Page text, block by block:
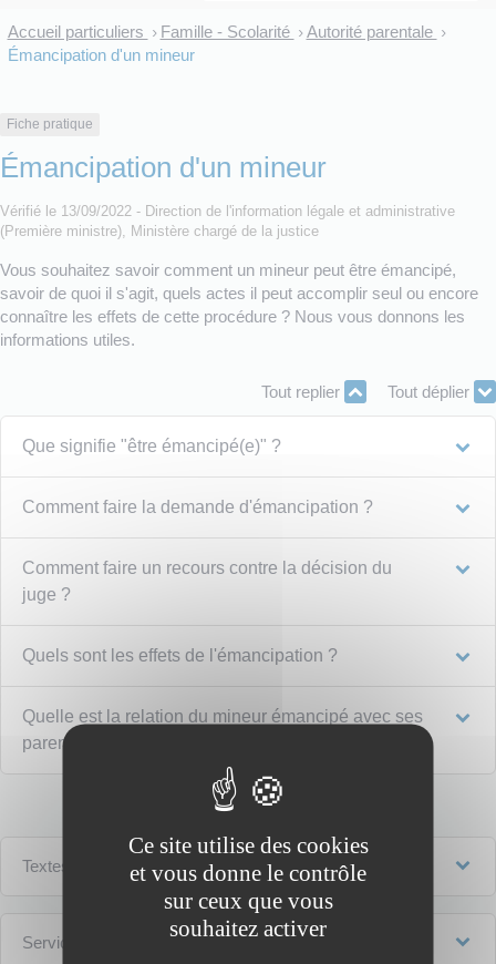
Accueil particuliers > Famille - Scolarité > Autorité parentale >
Émancipation d'un mineur
Fiche pratique
Émancipation d'un mineur
Vérifié le 13/09/2022 - Direction de l'information légale et administrative
(Première ministre), Ministère chargé de la justice
Vous souhaitez savoir comment un mineur peut être émancipé,
savoir de quoi il s'agit, quels actes il peut accomplir seul ou encore
connaître les effets de cette procédure ? Nous vous donnons les
informations utiles.
Tout replier Tout déplier
Que signifie "être émancipé(e)" ?
Comment faire la demande d'émancipation ?
Comment faire un recours contre la décision du
juge ?
Quels sont les effets de l'émancipation ?
Quelle est la relation du mineur émancipé avec ses
parents ?
Textes de référence
Services en ligne et formulaires
Ce site utilise des cookies
et vous donne le contrôle
sur ceux que vous
souhaitez activer